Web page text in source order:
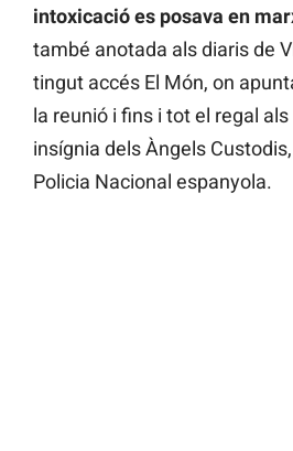
intoxicació es posava en
també anotada als diaris de
tingut accés El Món, on
la reunió i fins i tot el regal als
insígnia dels Àngels
Policia Nacional espanyola.